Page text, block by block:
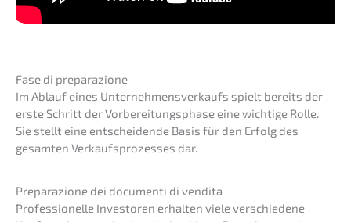
Fase di preparazione
Im Ablauf eines Unter­neh­mens­ver­kaufs spielt bereits der
erste Schritt der Vorbe­rei­tungs­pha­se eine wichti­ge Rolle.
Sie stellt eine entschei­den­de Basis für den Erfolg des
gesam­ten Verkaufs­pro­zes­ses dar.
Prepa­ra­zio­ne dei documen­ti di vendita
Profes­sio­nel­le Inves­to­ren erhal­ten viele verschie­de­ne